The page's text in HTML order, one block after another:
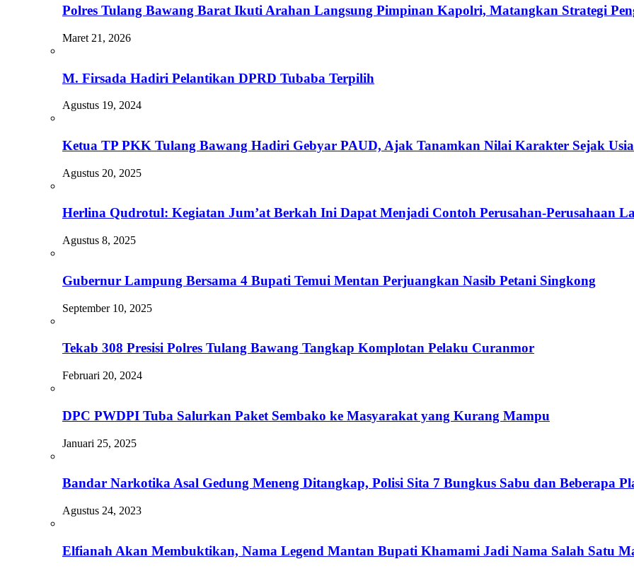
Polres Tulang Bawang Barat Ikuti Arahan Langsung Pimpinan Kapolri, Matangkan Strategi
Maret 21, 2026
M. Firsada Hadiri Pelantikan DPRD Tubaba Terpilih
Agustus 19, 2024
Ketua TP PKK Tulang Bawang Hadiri Gebyar PAUD, Ajak Tanamkan Nilai Karakter Sejak
Agustus 20, 2025
Herlina Qudrotul: Kegiatan Jum’at Berkah Ini Dapat Menjadi Contoh Perusahan-Perusahaan
Agustus 8, 2025
Gubernur Lampung Bersama 4 Bupati Temui Mentan Perjuangkan Nasib Petani Singkong
September 10, 2025
Tekab 308 Presisi Polres Tulang Bawang Tangkap Komplotan Pelaku Curanmor
Februari 20, 2024
DPC PWDPI Tuba Salurkan Paket Sembako ke Masyarakat yang Kurang Mampu
Januari 25, 2025
Bandar Narkotika Asal Gedung Meneng Ditangkap, Polisi Sita 7 Bungkus Sabu dan Beberapa
Agustus 24, 2023
Elfianah Akan Membuktikan, Nama Legend Mantan Bupati Khamami Jadi Nama Salah Satu